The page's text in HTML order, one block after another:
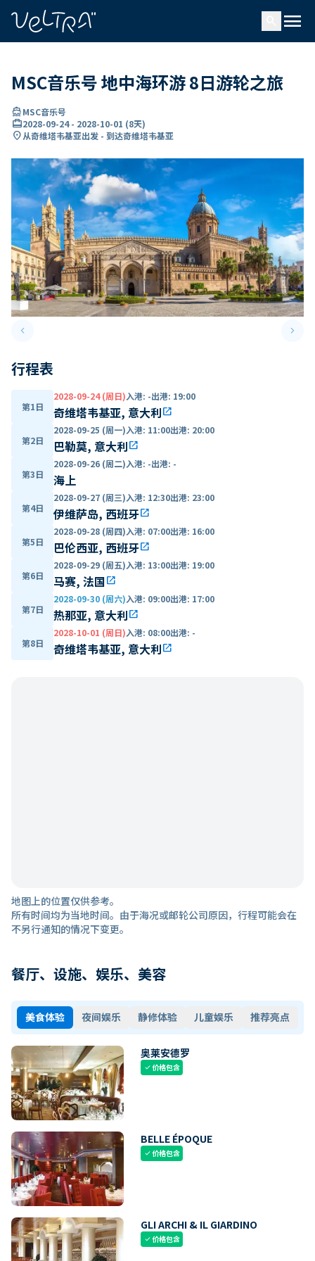
menu
MSC音乐号 地中海环游 8日游轮之旅
directions_boatMSC音乐号
card_travel2028-09-24- 2028-10-01 (8天)
location_on从奇维塔韦基亚出发 - 到达奇维塔韦基亚
keyboard_arrow_leftPrevious slide keyboard_arrow_right
行程表
第1日
2028-09-24 (周日)入港: -出港: 19:00
奇维塔韦基亚, 意大利open_in_new
第2日
2028-09-25 (周一)入港: 11:00出港: 20:00
巴勒莫, 意大利open_in_new
第3日
2028-09-26 (周二)入港: -出港: -
海上
第4日
2028-09-27 (周三)入港: 12:30出港: 23:00
伊维萨岛, 西班牙open_in_new
第5日
2028-09-28 (周四)入港: 07:00出港: 16:00
巴伦西亚, 西班牙open_in_new
第6日
2028-09-29 (周五)入港: 13:00出港: 19:00
马赛, 法国open_in_new
第7日
2028-09-30 (周六)入港: 09:00出港: 17:00
热那亚, 意大利open_in_new
第8日
2028-10-01 (周日)入港: 08:00出港: -
奇维塔韦基亚, 意大利open_in_new
地图上的位置仅供参考。
所有时间均为当地时间。由于海况或邮轮公司原因，行程可能会在
不另行通知的情况下变更。
餐厅、设施、娱乐、美容
美食体验 夜间娱乐 静修体验 儿童娱乐 推荐亮点
奥莱安德罗
check价格包含
BELLE ÉPOQUE
check价格包含
GLI ARCHI & IL GIARDINO
check价格包含